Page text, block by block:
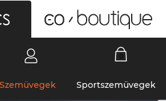
Szemüvegek Sportszemüvegek